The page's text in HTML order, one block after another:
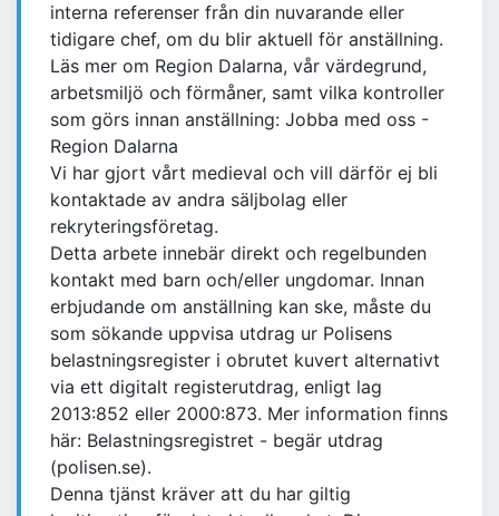
interna referenser från din nuvarande eller
tidigare chef, om du blir aktuell för anställning.
Läs mer om Region Dalarna, vår värdegrund,
arbetsmiljö och förmåner, samt vilka kontroller
som görs innan anställning: Jobba med oss -
Region Dalarna
Vi har gjort vårt medieval och vill därför ej bli
kontaktade av andra säljbolag eller
rekryteringsföretag.
Detta arbete innebär direkt och regelbunden
kontakt med barn och/eller ungdomar. Innan
erbjudande om anställning kan ske, måste du
som sökande uppvisa utdrag ur Polisens
belastningsregister i obrutet kuvert alternativt
via ett digitalt registerutdrag, enligt lag
2013:852 eller 2000:873. Mer information finns
här: Belastningsregistret - begär utdrag
(polisen.se).
Denna tjänst kräver att du har giltig